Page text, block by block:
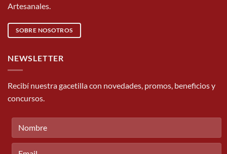
Artesanales.
SOBRE NOSOTROS
NEWSLETTER
Recibí nuestra gacetilla con novedades, promos, beneficios y
concursos.